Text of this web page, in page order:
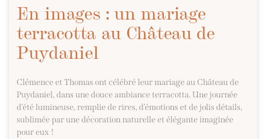
En images : un mariage
terracotta au Château de
Puydaniel
Clémence et Thomas ont célébré leur mariage au Château de
Puydaniel, dans une douce ambiance terracotta. Une journée
d’été lumineuse, remplie de rires, d’émotions et de jolis détails,
sublimée par une décoration naturelle et élégante imaginée
pour eux !